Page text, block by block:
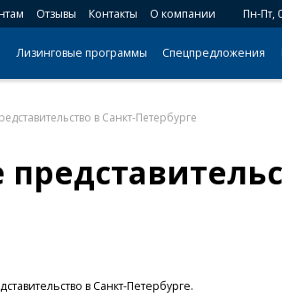
Отзывы Контакты О компании Пн-Пт,
Лизинговые программы Спецпредложения
в Санкт-Петербурге
в Санкт-Петербурге.